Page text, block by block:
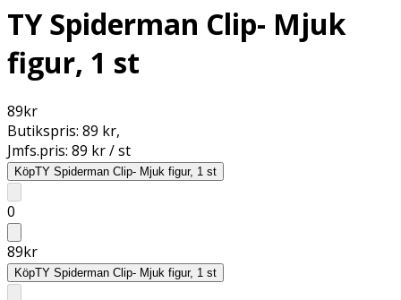
TY Spiderman Clip- Mjuk
figur, 1 st
89kr
Butikspris: 89 kr,
Jmfs.pris: 89 kr / st
KöpTY Spiderman Clip- Mjuk figur, 1 st
0
89kr
KöpTY Spiderman Clip- Mjuk figur, 1 st